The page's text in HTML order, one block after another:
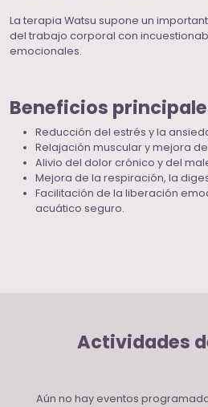
La terapia Watsu supone un
del trabajo corporal con
emocionales.
Beneficios
Reducción del estrés y la
Relajación muscular y mejora
Alivio del dolor crónico y del
Mejora de la respiración, la
Facilitación de la liberación
acuático seguro.
Actividades
Aún no hay eventos